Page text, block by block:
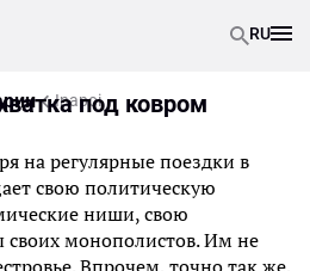
RU
Inapoiпод ковром
на регулярные поездки в
свою политическую
ниши, свою
монополистов. Им не